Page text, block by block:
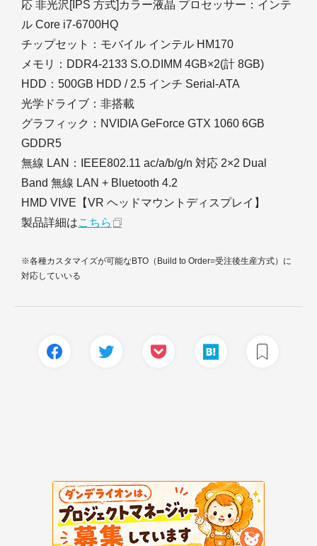
応 非光沢[IPS 方式]カラー液晶 プロセッサー：インテ
ル Core i7-6700HQ
チップセット：モバイル インテル HM170
メモリ：DDR4-2133 S.O.DIMM 4GB×2(計 8GB)
HDD：500GB HDD / 2.5 インチ Serial-ATA
光学ドライブ：非搭載
グラフィック：NVIDIA GeForce GTX 1060 6GB
GDDR5
無線 LAN：IEEE802.11 ac/a/b/g/n 対応 2×2 Dual
Band 無線 LAN + Bluetooth 4.2
HMD VIVE【VR ヘッドマウントディスプレイ】
製品詳細はこちら
※各種カスタマイズが可能なBTO（Build to Order=受注後生産方式）に
対応していいる